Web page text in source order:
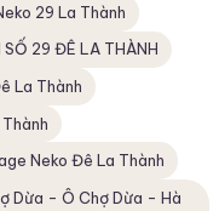
29 La Thành
SỐ 29 ĐÊ LA THÀNH
La Thành
Neko Đê La Thành
Dừa - Ô Chợ Dừa - Hà